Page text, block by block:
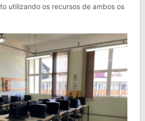
utilizando os recursos de ambos os